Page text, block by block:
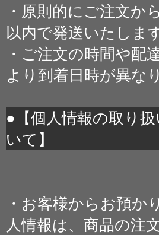
・原則的にご注文か
以内で発送いたしま
・ご注文の時間や配
より到着日時が異な
●【個人情報の取り
いて】
・お客様からお預か
人情報は、商品の注